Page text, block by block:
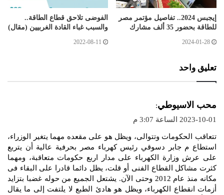
إيجبس 2024.. تفاصيل مؤتمر مصر
للطاقة بحضور 35 ألف مشارك
2024-01-28
الفوضى تلاحق قطاع الطاقة..
والسبب غباء القادة الغربيين (مقال)
2022-08-11
تعليق واحد
ي
ق
ل
محب الاسيوطي:
2023-10-01 الساعة 3:07 م
تتعاقب الحكومات وتتوالى، ويظل هو على مقعده مهما يتغير الوزراء،
استطاع م جابر دسوقي رئيس كهرباء مصر بحرفية عالية أن يتربع
على عرش وزارة الكهرباء على مدار اربع حكومات متعاقبة، ومهما
كثرت مشاكل القطاع الفنى أو قلت، يظل دائما قادرا على البقاء فى
مكانه منذ عام 2012 وحتى الآن. يشتعل الجميع من حوله غضبا بتزايد
أزمات انقطاع الكهرباء، ويظل هو هادئ الطبع لا يلتفت إلى ما يقال